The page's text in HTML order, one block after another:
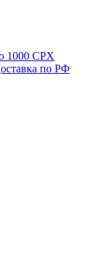
1000 CPX
по РФ